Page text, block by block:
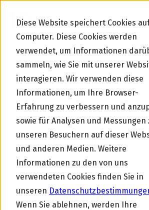
Diese Website speichert Cookies
Computer. Diese Cookies werden
verwendet, um Informationen
sammeln, wie Sie mit unserer
interagieren. Wir verwenden diese
Informationen, um Ihre Browser-
Erfahrung zu verbessern und
sowie für Analysen und Messungen
unseren Besuchern auf dieser
und anderen Medien. Weitere
Informationen zu den von uns
verwendeten Cookies finden Sie in
unseren
Wenn Sie ablehnen, werden Ihre
Zurück zur Übersicht
KREDITSPEZIALIST
Daniel Frehner
Daniel bringt sein Know-how als
bei swisspeers ein und ist für die
Beurteilung eingehender
zuständig. Er verfügt über einen